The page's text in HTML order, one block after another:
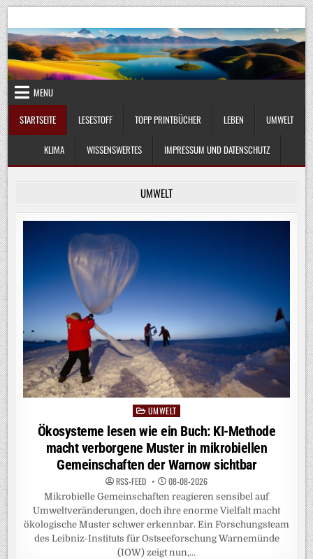
Skip
to
content
UmweltKlima.com
MENU
STARTSEITE
LESESTOFF TOPP PRINTBÜCHER LEBEN UMWELT
KLIMA WISSENSWERTES IMPRESSUM UND DATENSCHUTZ
UMWELT
PostedUMWELT
Ökosysteme lesen wie ein Buch: KI-Methode
macht verborgene Muster in mikrobiellen
Gemeinschaften der Warnow sichtbar
RSS-FEED 08-08-2026
Mikrobielle Gemeinschaften reagieren sensibel auf
Umweltveränderungen, doch ihre enorme Vielfalt macht
ökologische Muster schwer erkennbar. Ein Forschungsteam
des Leibniz-Instituts für Ostseeforschung Warnemünde
(IOW) zeigt nun,...